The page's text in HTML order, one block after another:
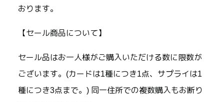
おります。
【セール商品について】
セール品はお一人様がご購入いただける数に限数が
ございます。(カードは1種につき1点、サプライは1
種につき3点まで。) 同一住所での複数購入もお断り